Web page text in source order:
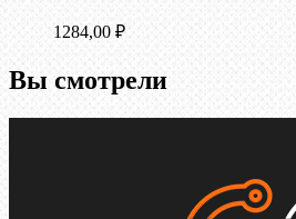
1284,00 ₽
Вы смотрели